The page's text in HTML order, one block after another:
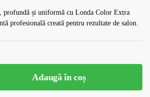
profundă și uniformă cu Londa Color Extra
profesională creată pentru rezultate de salon.
Adaugă în coș